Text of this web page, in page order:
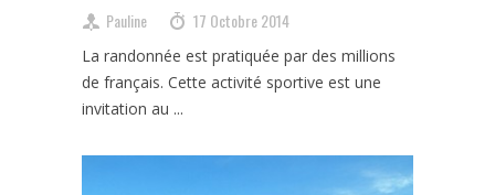
Pauline 17 Octobre 2014
La randonnée est pratiquée par des millions
de français. Cette activité sportive est une
invitation au ...